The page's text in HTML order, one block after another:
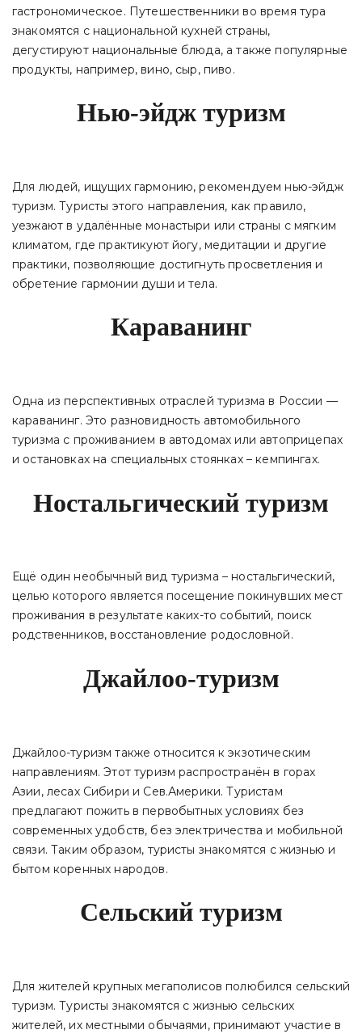
гастрономическое. Путешественники во время тура
знакомятся с национальной кухней страны,
дегустируют национальные блюда, а также популярные
продукты, например, вино, сыр, пиво.
Нью-эйдж туризм
Для людей, ищущих гармонию, рекомендуем нью-эйдж
туризм. Туристы этого направления, как правило,
уезжают в удалённые монастыри или страны с мягким
климатом, где практикуют йогу, медитации и другие
практики, позволяющие достигнуть просветления и
обретение гармонии души и тела.
Караванинг
Одна из перспективных отраслей туризма в России —
караванинг. Это разновидность автомобильного
туризма с проживанием в автодомах или автоприцепах
и остановках на специальных стоянках – кемпингах.
Ностальгический туризм
Ещё один необычный вид туризма – ностальгический,
целью которого является посещение покинувших мест
проживания в результате каких-то событий, поиск
родственников, восстановление родословной.
Джайлоо-туризм
Джайлоо-туризм также относится к экзотическим
направлениям. Этот туризм распространён в горах
Азии, лесах Сибири и Сев.Америки. Туристам
предлагают пожить в первобытных условиях без
современных удобств, без электричества и мобильной
связи. Таким образом, туристы знакомятся с жизнью и
бытом коренных народов.
Сельский туризм
Для жителей крупных мегаполисов полюбился сельский
туризм. Туристы знакомятся с жизнью сельских
жителей, их местными обычаями, принимают участие в